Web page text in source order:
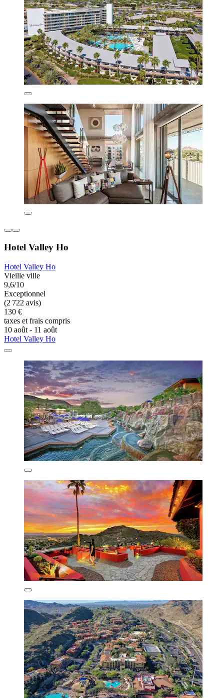
Hotel Valley Ho
Hotel Valley Ho
Vieille ville
9,6/10
Exceptionnel
(2 722 avis)
130 €
taxes et frais compris
10 août - 11 août
Hotel Valley Ho